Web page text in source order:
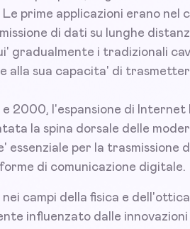
prime applicazioni erano nel
di dati su lunghe
gradualmente i tradizionali
alla sua capacita' di
e 2000, l'espansione di
la spina dorsale delle
essenziale per la trasmissione
di comunicazione digitale.
campi della fisica e
influenzato dalle innovazioni